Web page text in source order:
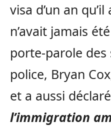
visa d’un an
n’avait jamais
porte-parole des
police, Bryan
et a aussi déclaré
l’immigration